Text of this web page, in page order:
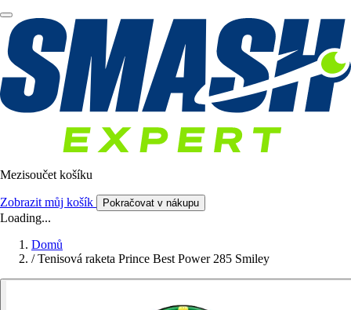
Mezisoučet košíku
Zobrazit můj košík Pokračovat v nákupu
Loading...
Domů
/ Tenisová raketa Prince Best Power 285 Smiley